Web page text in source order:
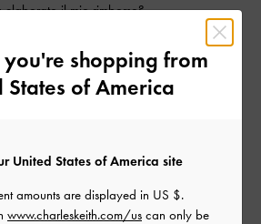
il mio rimborso?
è stato diviso in due spedizioni?
il mio ordine?
o cancellare il mio ordine?
you're shopping from
States of America
United States of America site
amounts are displayed in US $.
www.charleskeith.com/us can only be